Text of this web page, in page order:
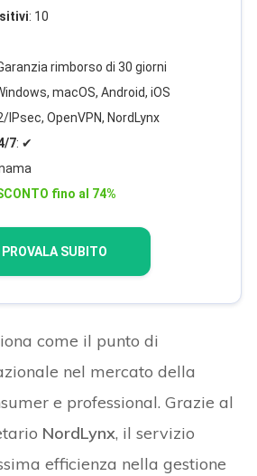
: 10
rimborso di 30 giorni
macOS, Android, iOS
IPsec, OpenVPN, NordLynx
7: ✔
fino al 74%
PROVALA SUBITO
come il punto di
nel mercato della
e professional. Grazie al
NordLynx, il servizio
efficienza nella gestione